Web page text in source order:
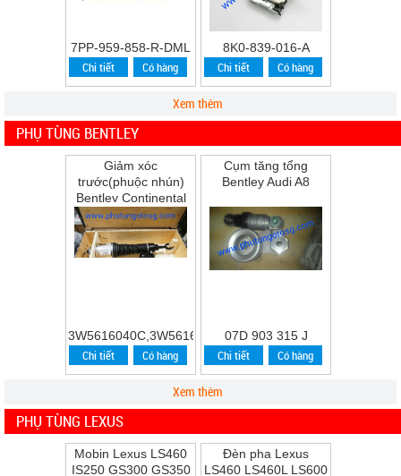
7PP-959-858-R-DML
Chi tiết Có hàng
8K0-839-016-A
Chi tiết Có hàng
Xem thêm
PHỤ TÙNG BENTLEY
Giảm xóc
trước(phuộc nhún)
Bentley Continental
Flying Spur Speed
năm 2009
3W5616040C,3W5616039C
Chi tiết Có hàng
Cụm tăng tổng
Bentley Audi A8
07D 903 315 J
Chi tiết Có hàng
Xem thêm
PHỤ TÙNG LEXUS
Mobin Lexus LS460
IS250 GS300 GS350
Đèn pha Lexus
LS460 LS460L LS600